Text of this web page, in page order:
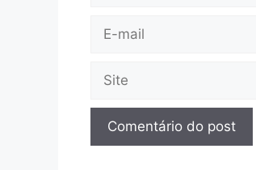
mail